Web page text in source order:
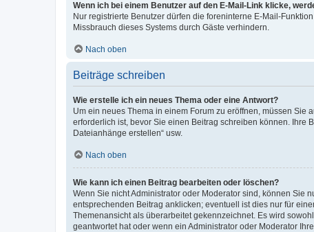
Wenn ich bei einem Benutzer auf den E-Mail-Link klicke,
Nur registrierte Benutzer dürfen die foreninterne E-Mail-
Missbrauch dieses Systems durch Gäste verhindern.
Nach oben
Beiträge schreiben
Wie erstelle ich ein neues Thema oder eine Antwort?
Um ein neues Thema in einem Forum zu eröffnen, müssen Sie
erforderlich ist, bevor Sie einen Beitrag schreiben können. Ihre
Dateianhänge erstellen“ usw.
Nach oben
Wie kann ich einen Beitrag bearbeiten oder löschen?
Wenn Sie nicht Administrator oder Moderator sind, können Sie
entsprechenden Beitrag anklicken; eventuell ist dies nur für
Themenansicht als überarbeitet gekennzeichnet. Es wird
geantwortet hat oder wenn ein Administrator oder Moderator